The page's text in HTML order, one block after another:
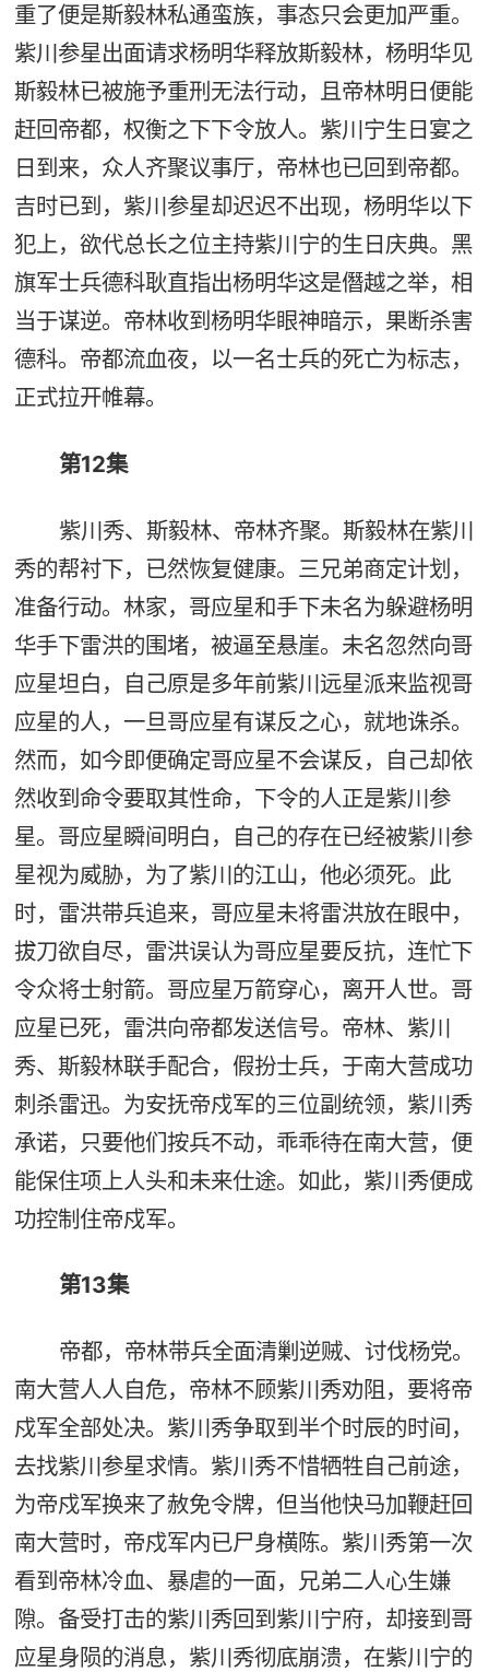
重了便是斯毅林私通蛮族，事态只会更加严重。
紫川参星出面请求杨明华释放斯毅林，杨明华见
斯毅林已被施予重刑无法行动，且帝林明日便能
赶回帝都，权衡之下下令放人。紫川宁生日宴之
日到来，众人齐聚议事厅，帝林也已回到帝都。
吉时已到，紫川参星却迟迟不出现，杨明华以下
犯上，欲代总长之位主持紫川宁的生日庆典。黑
旗军士兵德科耿直指出杨明华这是僭越之举，相
当于谋逆。帝林收到杨明华眼神暗示，果断杀害
德科。帝都流血夜，以一名士兵的死亡为标志，
正式拉开帷幕。
第12集
紫川秀、斯毅林、帝林齐聚。斯毅林在紫川
秀的帮衬下，已然恢复健康。三兄弟商定计划，
准备行动。林家，哥应星和手下未名为躲避杨明
华手下雷洪的围堵，被逼至悬崖。未名忽然向哥
应星坦白，自己原是多年前紫川远星派来监视哥
应星的人，一旦哥应星有谋反之心，就地诛杀。
然而，如今即便确定哥应星不会谋反，自己却依
然收到命令要取其性命，下令的人正是紫川参
星。哥应星瞬间明白，自己的存在已经被紫川参
星视为威胁，为了紫川的江山，他必须死。此
时，雷洪带兵追来，哥应星未将雷洪放在眼中，
拔刀欲自尽，雷洪误认为哥应星要反抗，连忙下
令众将士射箭。哥应星万箭穿心，离开人世。哥
应星已死，雷洪向帝都发送信号。帝林、紫川
秀、斯毅林联手配合，假扮士兵，于南大营成功
刺杀雷迅。为安抚帝戍军的三位副统领，紫川秀
承诺，只要他们按兵不动，乖乖待在南大营，便
能保住项上人头和未来仕途。如此，紫川秀便成
功控制住帝戍军。
第13集
帝都，帝林带兵全面清剿逆贼、讨伐杨党。
南大营人人自危，帝林不顾紫川秀劝阻，要将帝
戍军全部处决。紫川秀争取到半个时辰的时间，
去找紫川参星求情。紫川秀不惜牺牲自己前途，
为帝戍军换来了赦免令牌，但当他快马加鞭赶回
南大营时，帝戍军内已尸身横陈。紫川秀第一次
看到帝林冷血、暴虐的一面，兄弟二人心生嫌
隙。备受打击的紫川秀回到紫川宁府，却接到哥
应星身陨的消息，紫川秀彻底崩溃，在紫川宁的